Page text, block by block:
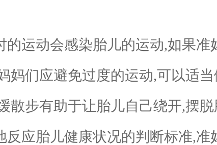
动会感染胎儿的运动,如果准
妈们应避免过度的运动,可以适
步有助于让胎儿自己绕开,摆脱
胎儿健康状况的判断标准,准